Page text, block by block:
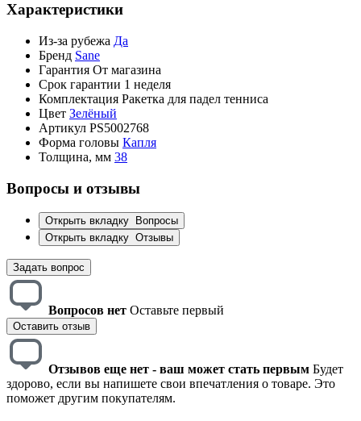
Характеристики
Из-за рубежа Да
Бренд Sane
Гарантия От магазина
Срок гарантии 1 неделя
Комплектация Ракетка для падел тенниса
Цвет Зелёный
Артикул PS5002768
Форма головы Капля
Толщина, мм 38
Вопросы и отзывы
Открыть вкладку
Вопросы
Открыть вкладку Отзывы
Задать вопрос
Вопросов нет Оставьте первый
Оставить отзыв
Отзывов еще нет - ваш может стать первым Будет
здорово, если вы напишете свои впечатления о товаре. Это
поможет другим покупателям.